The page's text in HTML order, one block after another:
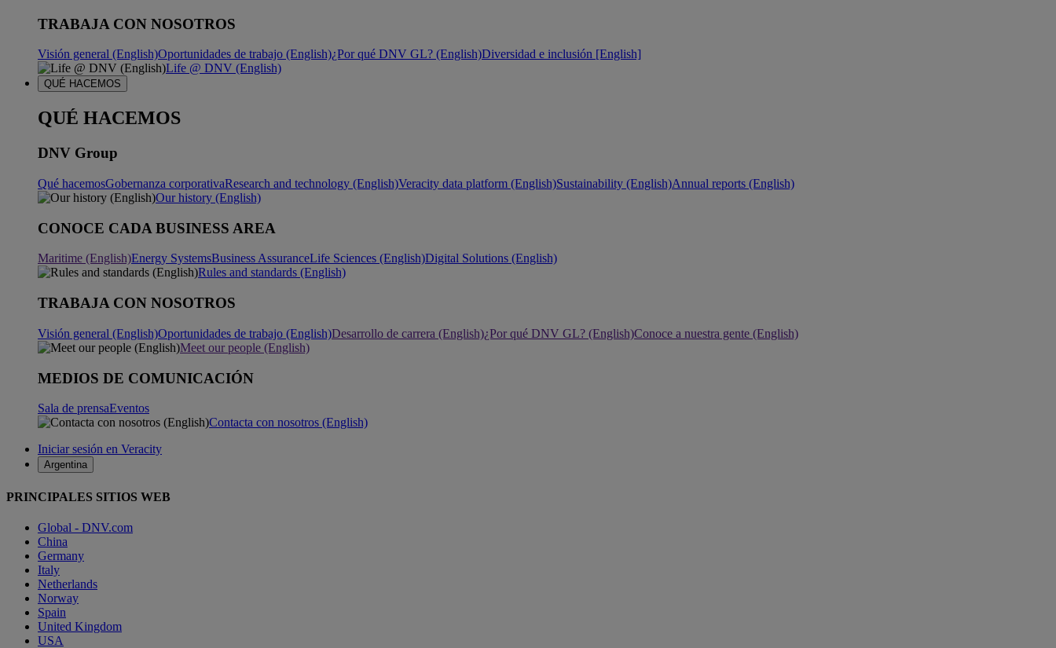
TRABAJA CON NOSOTROS
Visión general (English)Oportunidades de trabajo (English)¿Por qué DNV GL? (English)Diversidad e inclusión [English]
Life @ DNV (English)
QUÉ HACEMOS
QUÉ HACEMOS
DNV Group
Qué hacemosGobernanza corporativaResearch and technology (English)Veracity data platform (English)Sustainability (English)Annual reports (English)
Our history (English)
CONOCE CADA BUSINESS AREA
Maritime (English)Energy SystemsBusiness AssuranceLife Sciences (English)Digital Solutions (English)
Rules and standards (English)
TRABAJA CON NOSOTROS
Visión general (English)Oportunidades de trabajo (English)Desarrollo de carrera (English)¿Por qué DNV GL? (English)Conoce a nuestra gente (English)
Meet our people (English)
MEDIOS DE COMUNICACIÓN
Sala de prensaEventos
Contacta con nosotros (English)
Iniciar sesión en Veracity
Argentina
PRINCIPALES SITIOS WEB
Global - DNV.com
China
Germany
Italy
Netherlands
Norway
Spain
United Kingdom
USA